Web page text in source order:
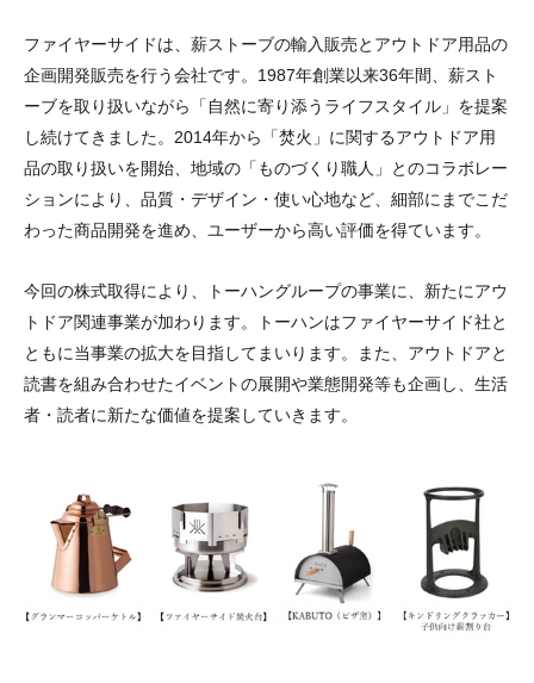
ファイヤーサイドは、薪ストーブの輸入販売とアウトドア用品の
企画開発販売を行う会社です。1987年創業以来36年間、薪スト
ーブを取り扱いながら「自然に寄り添うライフスタイル」を提案
し続けてきました。2014年から「焚火」に関するアウトドア用
品の取り扱いを開始、地域の「ものづくり職人」とのコラボレー
ションにより、品質・デザイン・使い心地など、細部にまでこだ
わった商品開発を進め、ユーザーから高い評価を得ています。
今回の株式取得により、トーハングループの事業に、新たにアウ
トドア関連事業が加わります。トーハンはファイヤーサイド社と
ともに当事業の拡大を目指してまいります。また、アウトドアと
読書を組み合わせたイベントの展開や業態開発等も企画し、生活
者・読者に新たな価値を提案していきます。